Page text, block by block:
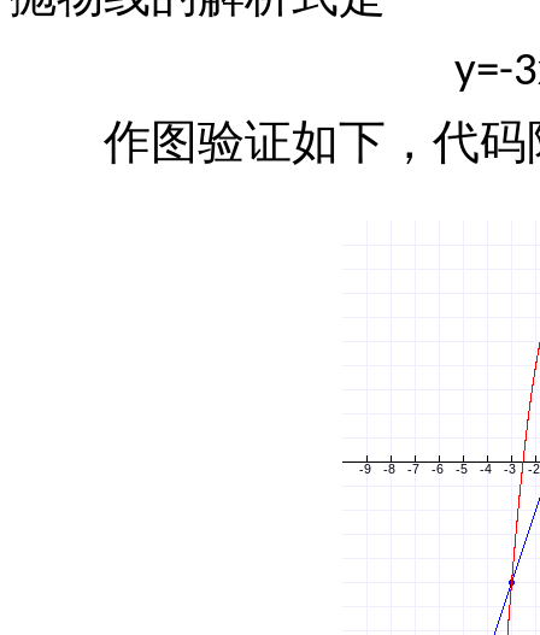
y=-
作图验证如下，代码